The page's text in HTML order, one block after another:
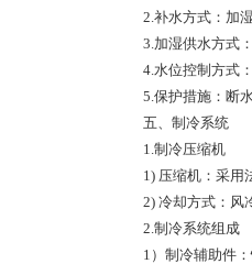
2.补水方式：加
3.加湿供水方式
4.水位控制方式
5.保护措施：断
五、制冷系统
1.制冷压缩机
1) 压缩机：采用
2) 冷却方式：风
2.制冷系统组成
1）制冷辅助件：